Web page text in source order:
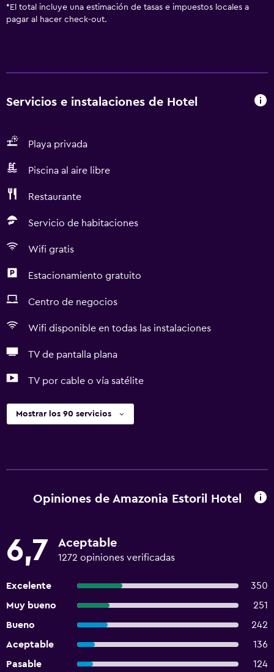
* El total incluye una estimación de tasas e impuestos locales a
pagar al hacer check-out.
Servicios e instalaciones de Hotel
Playa privada
Piscina al aire libre
Restaurante
Servicio de habitaciones
Wifi gratis
Estacionamiento gratuito
Centro de negocios
Wifi disponible en todas las instalaciones
TV de pantalla plana
TV por cable o vía satélite
Mostrar los 90 servicios
Opiniones de Amazonia Estoril Hotel
6,7 Aceptable
1272 opiniones verificadas
Excelente
350
Muy bueno
251
Bueno
242
Aceptable
136
Pasable
124